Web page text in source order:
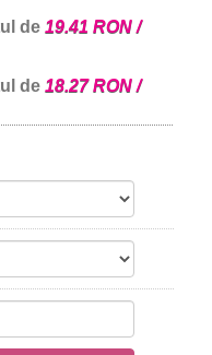
de 19.41 RON /
de 18.27 RON /